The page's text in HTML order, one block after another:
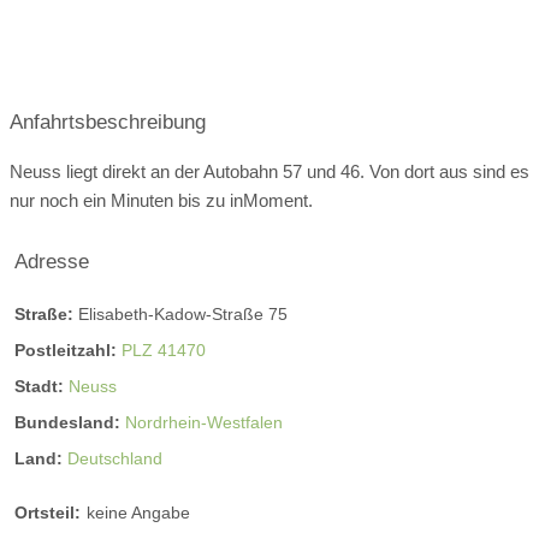
Anfahrtsbeschreibung
Neuss liegt direkt an der Autobahn 57 und 46. Von dort aus sind es
nur noch ein Minuten bis zu inMoment.
Adresse
Straße: Elisabeth-Kadow-Straße 75
Postleitzahl: PLZ 41470
Stadt: Neuss
Bundesland: Nordrhein-Westfalen
Land: Deutschland
Ortsteil: keine Angabe